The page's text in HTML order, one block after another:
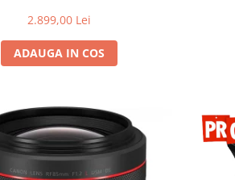
2.899,00 Lei
ADAUGA IN COS